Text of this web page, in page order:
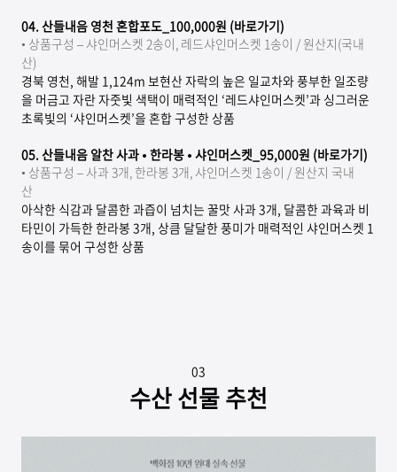
04.산들내음 영천 혼합포도_100,000원 (바로가기)
• 상품구성 – 샤인머스켓 2송이, 레드샤인머스켓 1송이 / 원산지(국내
산)
경북 영천, 해발 1,124m 보현산 자락의 높은 일교차와 풍부한 일조량
을 머금고 자란 자줏빛 색택이 매력적인 ‘레드샤인머스켓’과 싱그러운
초록빛의 ‘샤인머스켓’을 혼합 구성한 상품
05.산들내음 알찬 사과 • 한라봉 • 샤인머스켓_95,000원 (바로가기)
• 상품구성 – 사과 3개, 한라봉 3개, 샤인머스켓 1송이 / 원산지 국내
산
아삭한 식감과 달콤한 과즙이 넘치는 꿀맛 사과 3개, 달콤한 과육과 비
타민이 가득한 한라봉 3개, 상큼 달달한 풍미가 매력적인 샤인머스켓 1
송이를 묶어 구성한 상품
03
수산 선물 추천